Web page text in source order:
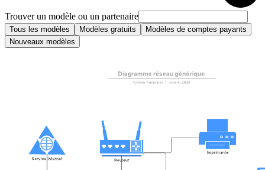
Trouver un modèle ou un partenaire
Tous les modèles Modèles gratuits
Modèles de comptes payants
Nouveaux modèles